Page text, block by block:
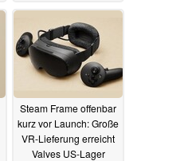
Steam Frame offenbar
kurz vor Launch: Große
VR-Lieferung erreicht
Valves US-Lager